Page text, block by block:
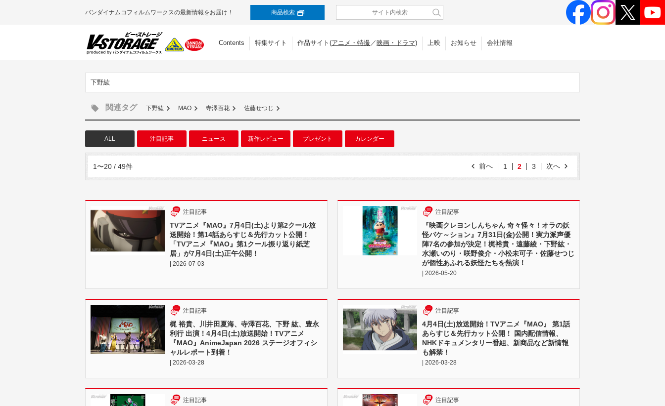
バンダイナムコフィルムワークスの最新情報をお届け！ 商品検索
Contents 特集サイト 作品サイト(アニメ・特撮／映画・ドラマ) 上映 お知らせ 会社情報
下野紘
関連タグ 下野紘 MAO 寺澤百花 佐藤せつじ
ALL 注目記事 ニュース 新作レビュー プレゼント カレンダー
1〜20 / 49件 前へ 1 2 3 次へ
注目記事
TVアニメ『MAO』7月4日(土)より第2クール放
送開始！第14話あらすじ＆先行カット公開！
「TVアニメ『MAO』第1クール振り返り紙芝
居」が7月4日(土)正午公開！
| 2026-07-03
注目記事
『映画クレヨンしんちゃん 奇々怪々！オラの妖
怪バケ～ション』7月31日(金)公開！実力派声優
陣7名の参加が決定！梶裕貴・遠藤綾・下野紘・
水瀬いのり・咲野俊介・小松未可子・佐藤せつじ
が個性あふれる妖怪たちを熱演！
| 2026-05-20
注目記事
梶 裕貴、川井田夏海、寺澤百花、下野 紘、豊永
利行 出演！4月4日(土)放送開始！TVアニメ
『MAO』AnimeJapan 2026 ステージオフィシ
ャルレポート到着！
| 2026-03-28
注目記事
4月4日(土)放送開始！TVアニメ『MAO』 第1話
あらすじ＆先行カット公開！ 国内配信情報、
NHKドキュメンタリー番組、新商品など新情報
も解禁！
| 2026-03-28
注目記事 注目記事